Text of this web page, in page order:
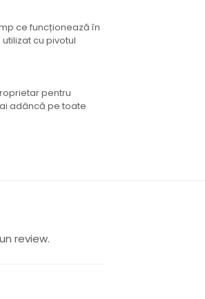
ce funcționează în
cu pivotul
pentru
adâncă pe toate
review.